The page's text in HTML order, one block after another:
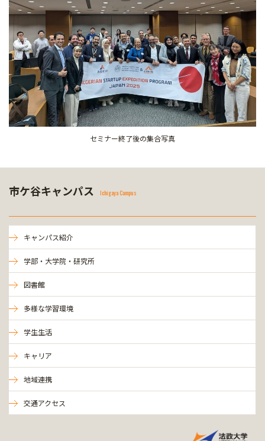
セミナー終了後の集合写真
市ケ谷キャンパス Ichigaya Campus
キャンパス紹介
学部・大学院・研究所
図書館
多様な学習環境
学生生活
キャリア
地域連携
交通アクセス